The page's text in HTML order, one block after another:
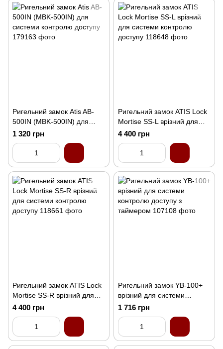
Ригельний замок Atis AB-
500IN (MBK-500IN) для
системи контролю доступу
1 320 грн
Ригельний замок ATIS Lock
Mortise SS-L врізний для
системи контролю доступу
4 400 грн
Ригельний замок ATIS Lock
Mortise SS-R врізний для
системи контролю доступу
4 400 грн
Ригельний замок YB-100+
врізний для системи
контролю доступу з
таймером
1 716 грн